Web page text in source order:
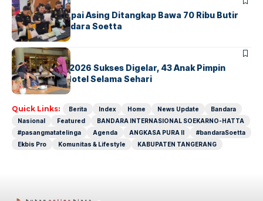
Kopilot Maskapai Asing Ditangkap Bawa 70 Ribu Butir
Ekstasi di Bandara Soetta
BERITAINDEX
GM For A Day 2026 Sukses Digelar, 43 Anak Pimpin
Operasional Hotel Selama Sehari
Quick Links: Berita Index Home News Update
Bandara
Nasional
Featured
BANDARA INTERNASIONAL SOEKARNO-HATTA
#pasangmatatelinga
Agenda ANGKASA PURA II
#bandaraSoetta
Ekbis Pro
Komunitas & Lifestyle KABUPATEN TANGERANG